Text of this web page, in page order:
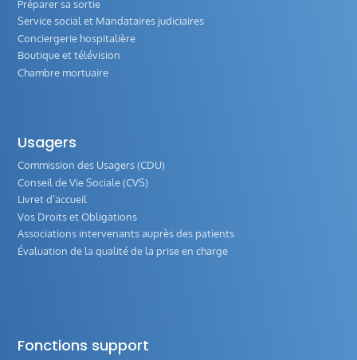
Préparer sa sortie
Service social et Mandataires judiciaires
Conciergerie hospitalière
Boutique et télévision
Chambre mortuaire
Usagers
Commission des Usagers (CDU)
Conseil de Vie Sociale (CVS)
Livret d’accueil
Vos Droits et Obligations
Associations intervenants auprès des patients
Évaluation de la qualité de la prise en charge
Fonctions support